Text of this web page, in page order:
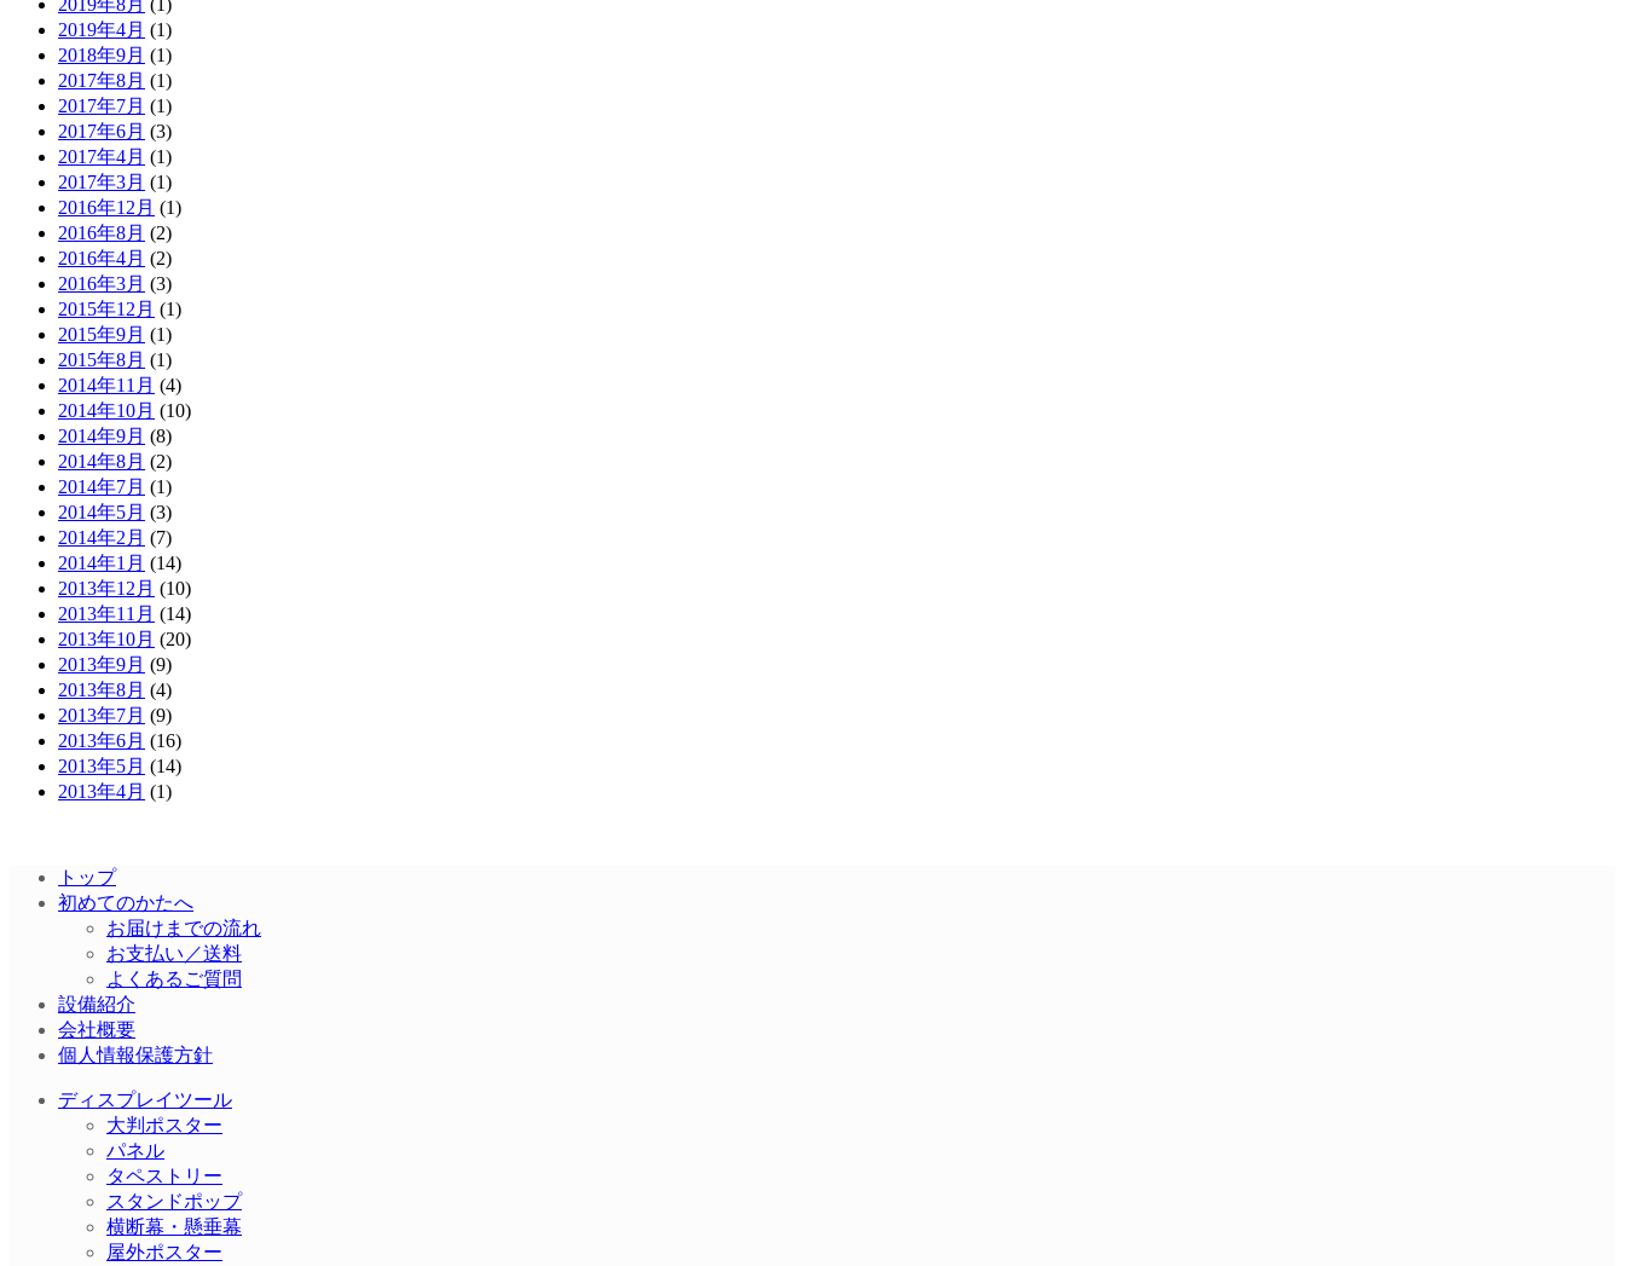
2019年8月 (1)
2019年4月 (1)
2018年9月 (1)
2017年8月 (1)
2017年7月 (1)
2017年6月 (3)
2017年4月 (1)
2017年3月 (1)
2016年12月 (1)
2016年8月 (2)
2016年4月 (2)
2016年3月 (3)
2015年12月 (1)
2015年9月 (1)
2015年8月 (1)
2014年11月 (4)
2014年10月 (10)
2014年9月 (8)
2014年8月 (2)
2014年7月 (1)
2014年5月 (3)
2014年2月 (7)
2014年1月 (14)
2013年12月 (10)
2013年11月 (14)
2013年10月 (20)
2013年9月 (9)
2013年8月 (4)
2013年7月 (9)
2013年6月 (16)
2013年5月 (14)
2013年4月 (1)
トップ
初めてのかたへ
お届けまでの流れ
お支払い／送料
よくあるご質問
設備紹介
会社概要
個人情報保護方針
ディスプレイツール
大判ポスター
パネル
タペストリー
スタンドポップ
横断幕・懸垂幕
屋外ポスター